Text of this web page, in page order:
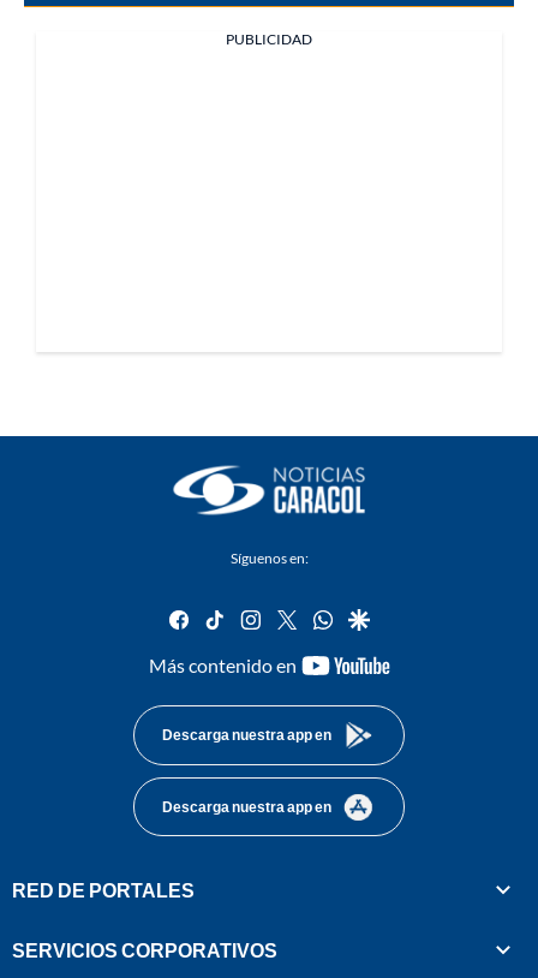
PUBLICIDAD
Síguenos en:
facebook
tiktok instagram
twitterwhatsapp
google
Más contenido en
youtube-
Descarga nuestra app en
Descarga nuestra app en
RED DE PORTALES
SERVICIOS CORPORATIVOS